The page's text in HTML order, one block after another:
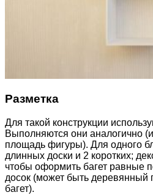
Разметка
Для такой конструкции
Выполняются они аналогично
площадь фигуры). Для одного
длинных доски и 2 коротких;
чтобы оформить багет равные
досок (может быть деревянный
багет).